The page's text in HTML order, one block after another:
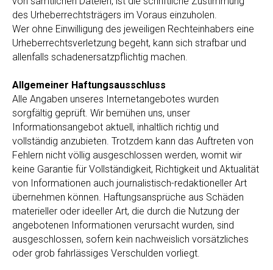
des Urheberrechtsträgers im Voraus einzuholen.
Wer ohne Einwilligung des jeweiligen Rechteinhabers eine
Urheberrechtsverletzung begeht, kann sich strafbar und
allenfalls schadenersatzpflichtig machen.
Allgemeiner Haftungsausschluss
Alle Angaben unseres Internetangebotes wurden
sorgfältig geprüft. Wir bemühen uns, unser
Informationsangebot aktuell, inhaltlich richtig und
vollständig anzubieten. Trotzdem kann das Auftreten von
Fehlern nicht völlig ausgeschlossen werden, womit wir
keine Garantie für Vollständigkeit, Richtigkeit und Aktualität
von Informationen auch journalistisch-redaktioneller Art
übernehmen können. Haftungsansprüche aus Schäden
materieller oder ideeller Art, die durch die Nutzung der
angebotenen Informationen verursacht wurden, sind
ausgeschlossen, sofern kein nachweislich vorsätzliches
oder grob fahrlässiges Verschulden vorliegt.